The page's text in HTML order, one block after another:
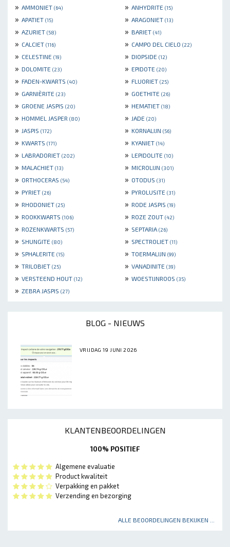
» AMMONIET (64) » ANHYDRITE (15)
» APATIET (15) » ARAGONIET (13)
» AZURIET (58) » BARIET (41)
» CALCIET (116) » CAMPO DEL CIELO (22)
» CELESTINE (19) » DIOPSIDE (12)
» DOLOMITE (23) » EPIDOTE (20)
» FADEN-KWARTS (40) » FLUORIET (25)
» GARNIÈRITE (23) » GOETHITE (26)
» GROENE JASPIS (20) » HEMATIET (18)
» HOMMEL JASPER (80) » JADE (20)
» JASPIS (172) » KORNALIJN (56)
» KWARTS (171) » KYANIET (14)
» LABRADORIET (202) » LEPIDOLITE (10)
» MALACHIET (13) » MICROLIJN (301)
» ORTHOCERAS (54) » OTODUS (31)
» PYRIET (26) » PYROLUSITE (31)
» RHODONIET (25) » RODE JASPIS (19)
» ROOKKWARTS (106) » ROZE ZOUT (42)
» ROZENKWARTS (57) » SEPTARIA (26)
» SHUNGITE (80) » SPECTROLIET (11)
» SPHALERITE (15) » TOERMALIJN (99)
» TRILOBIET (25) » VANADINITE (39)
» VERSTEEND HOUT (12) » WOESTIJNROOS (35)
» ZEBRA JASPIS (27)
BLOG - NIEUWS
VRIJDAG 19 JUNI 2026
KLANTENBEOORDELINGEN
100% POSITIEF
Algemene evaluatie
Product kwaliteit
Verpakking en pakket
Verzending en bezorging
ALLE BEOORDELINGEN BEKIJKEN ...